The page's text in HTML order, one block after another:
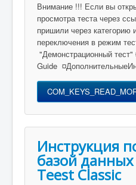
Внимание !!! Если вы
просмотра теста через
пришили через категорию
переключения в режим
"Демонстрационный
Guide
Инструкция
базой данных
Teest Classic